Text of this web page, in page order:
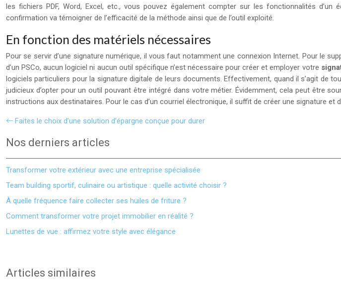
les fichiers PDF, Word, Excel, etc., vous pouvez également compter sur les fonctionnalités
confirmation va témoigner de l’efficacité de la méthode ainsi que de l’outil exploité.
En fonction des matériels nécessaires
Pour se servir d’une signature numérique, il vous faut notamment une connexion Internet. Pour le
d’un PSCo, aucun logiciel ni aucun outil spécifique n’est nécessaire pour créer et employer votre
logiciels particuliers pour la signature digitale de leurs documents. Effectivement, quand il s’agit de
judicieux d’opter pour un outil pouvant être intégré dans votre métier. Évidemment, cela peut être
instructions aux destinataires. Pour le cas d’un courriel électronique, il suffit de créer une signature
Faites le choix d’une solution d’épargne conçue pour durer
Nos derniers articles
Transformer votre extérieur avec une entreprise spécialisée
Team building sportif, culinaire ou artistique : quelle activité choisir ?
À quelle fréquence faire collecter ses huiles de friture ?
Comment transformer votre projet immobilier en réalité ?
Lunettes de vue : affirmez votre style avec élégance
Articles similaires